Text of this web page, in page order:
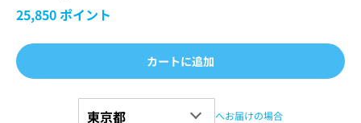
25,850ポイント
カートに追加
へお届けの場合